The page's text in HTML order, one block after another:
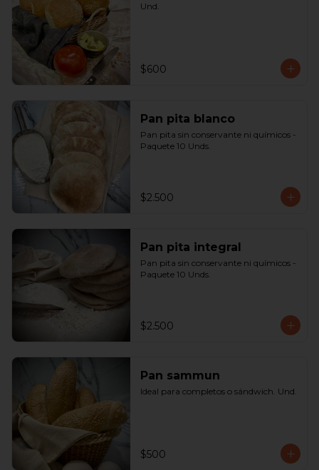
Und.
$600
Pan pita blanco
Pan pita sin conservante ni químicos -
Paquete 10 Unds.
$2.500
Pan pita integral
Pan pita sin conservante ni químicos -
Paquete 10 Unds.
$2.500
Pan sammun
Ideal para completos o sándwich. Und.
$500